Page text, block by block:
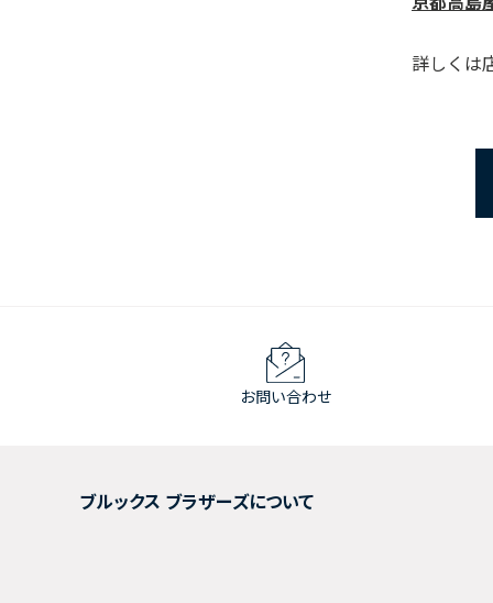
詳しくは
お問い合わせ
ブルックス ブラザーズについて